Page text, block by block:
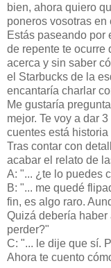
bien, ahora quiero
poneros vosotras en
Estás paseando por
de repente te ocurre
acerca y sin saber
el Starbucks de la
encantaría charlar
Me gustaría
mejor. Te voy a dar
cuentes está
Tras contar con
acabar el relato de
A: "... ¿te lo puedes
B: "... me quedé
fin, es algo raro.
Quizá debería
perder?"
C: "... le dije que sí.
Ahora te cuento